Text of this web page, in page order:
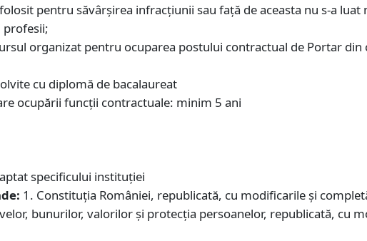
pentru săvârșirea infracțiunii sau față de aceasta nu s-a
profesii;
organizat pentru ocuparea postului contractual de Portar
cu diplomă de bacalaureat
ocupării funcții contractuale: minim 5 ani
specificului instituției
1. Constituţia României, republicată, cu modificarile și
bunurilor, valorilor şi protecţia persoanelor, republicată, cu